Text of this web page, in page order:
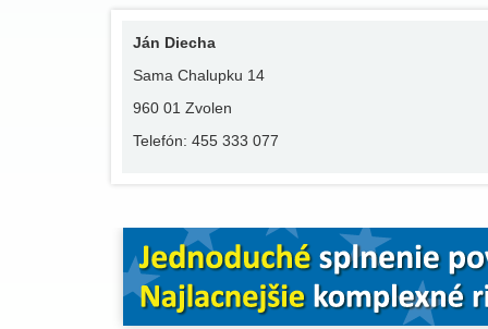
Ján Diecha
Sama Chalupku 14
960 01 Zvolen
Telefón: 455 333 077